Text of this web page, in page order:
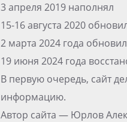
3 апреля 2019 наполнял
15-16 августа 2020
2 марта 2024 года
19 июня 2024 года
В первую очередь, сайт
информацию.
Автор сайта — Юрлов